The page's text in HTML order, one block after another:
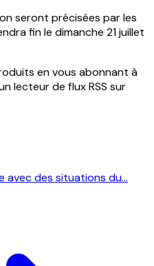
seront précisées par les
fin le dimanche 21 juillet
en vous abonnant à
lecteur de flux RSS sur
avec des situations du...